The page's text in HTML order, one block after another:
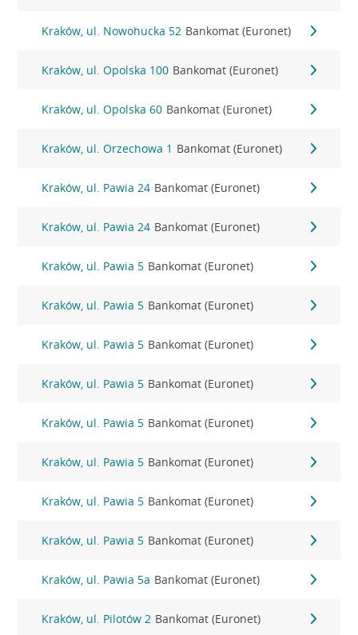
Kraków, ul. Nowohucka 52 Bankomat (Euronet)
Kraków, ul. Opolska 100 Bankomat (Euronet)
Kraków, ul. Opolska 60 Bankomat (Euronet)
Kraków, ul. Orzechowa 1 Bankomat (Euronet)
Kraków, ul. Pawia 24 Bankomat (Euronet)
Kraków, ul. Pawia 24 Bankomat (Euronet)
Kraków, ul. Pawia 5 Bankomat (Euronet)
Kraków, ul. Pawia 5 Bankomat (Euronet)
Kraków, ul. Pawia 5 Bankomat (Euronet)
Kraków, ul. Pawia 5 Bankomat (Euronet)
Kraków, ul. Pawia 5 Bankomat (Euronet)
Kraków, ul. Pawia 5 Bankomat (Euronet)
Kraków, ul. Pawia 5 Bankomat (Euronet)
Kraków, ul. Pawia 5 Bankomat (Euronet)
Kraków, ul. Pawia 5a Bankomat (Euronet)
Kraków, ul. Pilotów 2 Bankomat (Euronet)